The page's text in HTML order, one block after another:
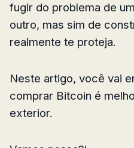
fugir do problema de
outro, mas sim de
realmente te proteja.
Neste artigo, você vai
comprar Bitcoin é
exterior.